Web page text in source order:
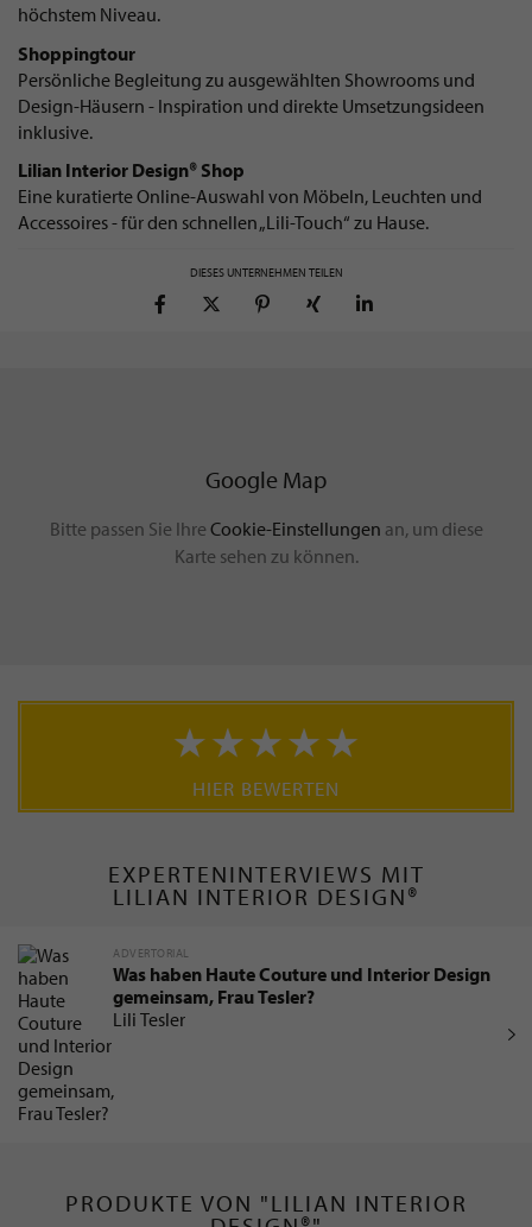
höchstem Niveau.
Shoppingtour
Persönliche Begleitung zu ausgewählten Showrooms und
Design-Häusern - Inspiration und direkte Umsetzungsideen
inklusive.
Lilian Interior Design® Shop
Eine kuratierte Online-Auswahl von Möbeln, Leuchten und
Accessoires - für den schnellen „Lili-Touch“ zu Hause.
DIESES UNTERNEHMEN TEILEN
Google Map
Bitte passen Sie Ihre Cookie-Einstellungen an, um diese
Karte sehen zu können.
HIER BEWERTEN
EXPERTENINTERVIEWS MIT
LILIAN INTERIOR DESIGN®
ADVERTORIAL
Was haben Haute Couture und Interior Design
gemeinsam, Frau Tesler?
Lili Tesler
PRODUKTE VON "LILIAN INTERIOR